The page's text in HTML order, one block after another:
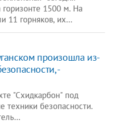
1500 м. На
11 горняков, их…
произошла из-
-
"Схидкарбон" под
техники безопасности.